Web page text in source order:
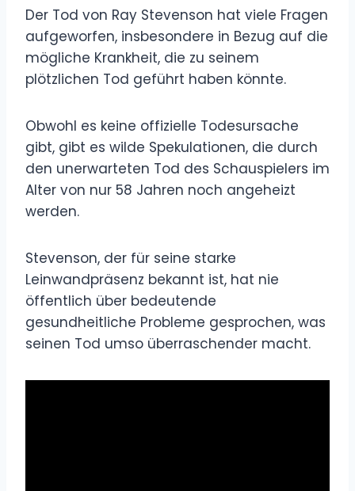
Der Tod von Ray Stevenson hat viele Fragen
aufgeworfen, insbesondere in Bezug auf die
mögliche Krankheit, die zu seinem
plötzlichen Tod geführt haben könnte.
Obwohl es keine offizielle Todesursache
gibt, gibt es wilde Spekulationen, die durch
den unerwarteten Tod des Schauspielers im
Alter von nur 58 Jahren noch angeheizt
werden.
Stevenson, der für seine starke
Leinwandpräsenz bekannt ist, hat nie
öffentlich über bedeutende
gesundheitliche Probleme gesprochen, was
seinen Tod umso überraschender macht.